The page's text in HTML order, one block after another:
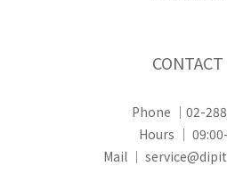
Phone ｜02-
Hours ｜
Mail ｜